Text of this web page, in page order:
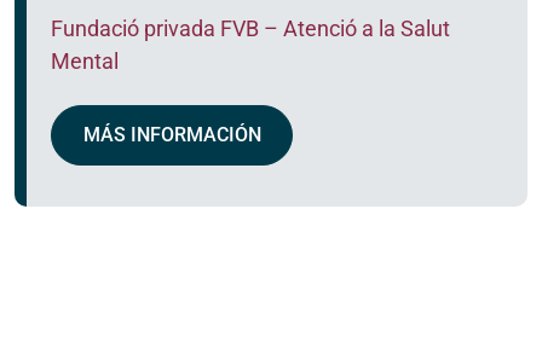
Fundació privada FVB – Atenció a la Salut
Mental
MÁS INFORMACIÓN